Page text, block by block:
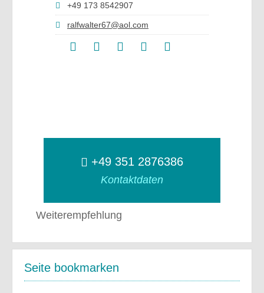
+49 173 8542907
ralfwalter67@aol.com
+49 351 2876386
Kontaktdaten
Weiterempfehlung
Seite bookmarken